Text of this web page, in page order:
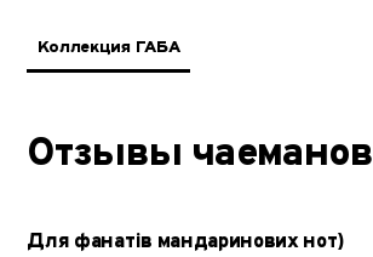
Коллекция ГАБА
Отзывы чаеманов
Для фанатів мандаринових нот)